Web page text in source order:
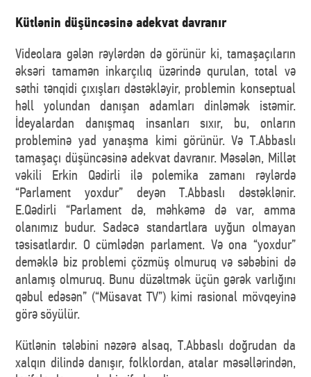
Kütlənin düşüncəsinə adekvat davranır
Videolara gələn rəylərdən də görünür ki, tamaşaçıların
əksəri tamamən inkarçılıq üzərində qurulan, total və
səthi tənqidi çıxışları dəstəkləyir, problemin konseptual
həll yolundan danışan adamları dinləmək istəmir.
İdeyalardan danışmaq insanları sıxır, bu, onların
probleminə yad yanaşma kimi görünür. Və T.Abbaslı
tamaşaçı düşüncəsinə adekvat davranır. Məsələn, Millət
vəkili Erkin Qədirli ilə polemika zamanı rəylərdə
“Parlament yoxdur” deyən T.Abbaslı dəstəklənir.
E.Qədirli “Parlament də, məhkəmə də var, amma
olanımız budur. Sadəcə standartlara uyğun olmayan
təsisatlardır. O cümlədən parlament. Və ona “yoxdur”
deməklə biz problemi çözmüş olmuruq və səbəbini də
anlamış olmuruq. Bunu düzəltmək üçün gərək varlığını
qəbul edəsən” (“Müsavat TV”) kimi rasional mövqeyinə
görə söyülür.
Kütlənin tələbini nəzərə alsaq, T.Abbaslı doğrudan da
xalqın dilində danışır, folklordan, atalar məsəllərindən,